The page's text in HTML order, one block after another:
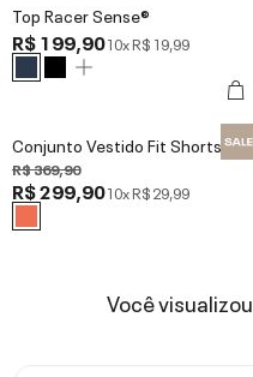
Top Racer Sense®
R$ 199,9010xR$ 19,99
Conjunto Vestido Fit Shorts BT
R$ 369,90
R$ 299,9010xR$ 29,99
Você visualizou